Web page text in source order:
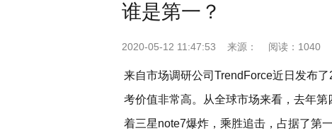
谁是第一？
2020-05-12 11:47:53 来源： 阅读：1040
来自市场调研公司TrendForce近日发布
考价值非常高。从全球市场来看，去年
着三星note7爆炸，乘胜追击，占据了第一